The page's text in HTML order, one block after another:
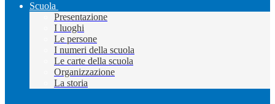
Scuola
Presentazione
I luoghi
Le persone
I numeri della scuola
Le carte della scuola
Organizzazione
La storia